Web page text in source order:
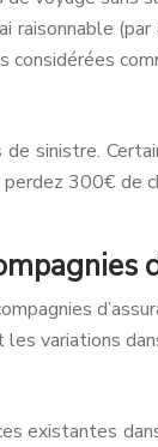
sinistre.
300€
variations